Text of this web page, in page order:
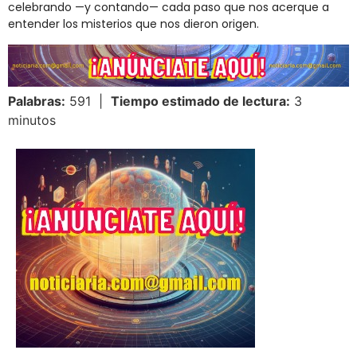
celebrando —y contando— cada paso que nos acerque a
entender los misterios que nos dieron origen.
Palabras: 591 | Tiempo estimado de lectura: 3
minutos